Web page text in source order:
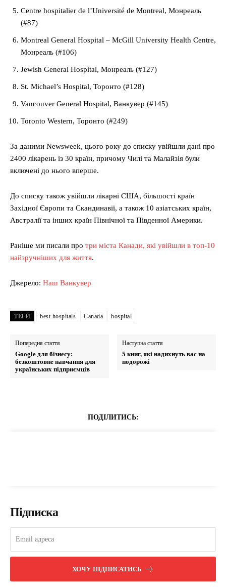
Centre hospitalier de l’Université de Montreal, Монреаль
(#87)
Montreal General Hospital – McGill University Health Centre,
Монреаль (#106)
Jewish General Hospital, Монреаль (#127)
St. Michael’s Hospital, Торонто (#128)
Vancouver General Hospital, Ванкувер (#145)
Toronto Western, Торонто (#249)
За даними Newsweek, цього року до списку увійшли дані про
2400 лікарень із 30 країн, причому Чилі та Малайзія були
включені до нього вперше.
До списку також увійшли лікарні США, більшості країн
Західної Європи та Скандинавії, а також 10 азіатських країн,
Австралії та інших країн Північної та Південної Америки.
Раніше ми писали про три міста Канади, які увійшли в топ-10
найзручніших для життя.
Джерело: Наш Ванкувер
ТЕГИ best hospitals Canada hospital
Попередня стаття
Google для бізнесу:
безкоштовне навчання для
українських підприємців
Наступна стаття
5 книг, які надихнуть вас на
подорожі
ПОДІЛИТИСЬ:
Підписка
ХОЧУ ПІДПИСАТИСЬ